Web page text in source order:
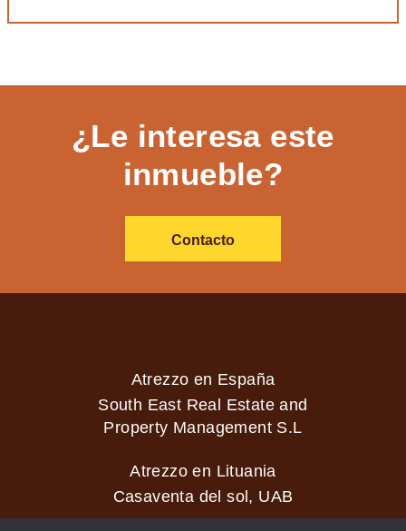
¿Le interesa este
inmueble?
Contacto
Atrezzo en España
South East Real Estate and
Property Management S.L
Atrezzo en Lituania
Casaventa del sol, UAB